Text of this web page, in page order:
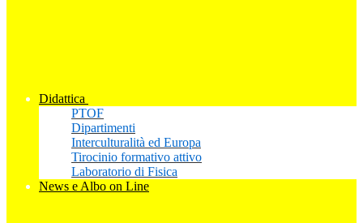
Didattica
PTOF
Dipartimenti
Interculturalità ed Europa
Tirocinio formativo attivo
Laboratorio di Fisica
News e Albo on Line